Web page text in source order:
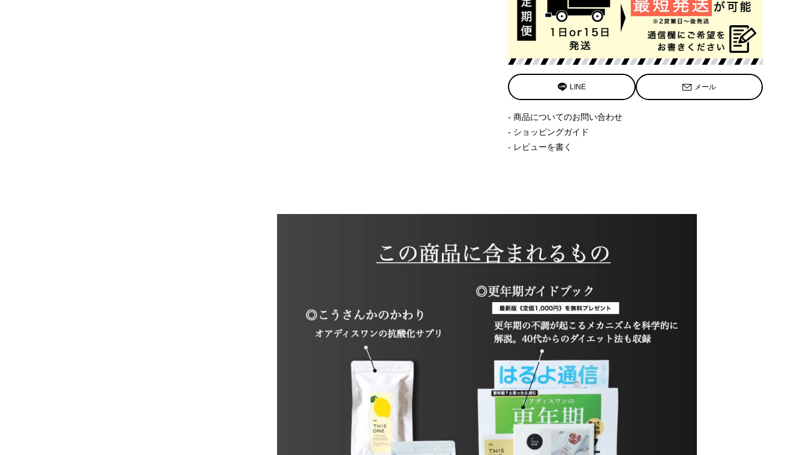
LINE メール
商品についてのお問い合わせ
ショッピングガイド
レビューを書く